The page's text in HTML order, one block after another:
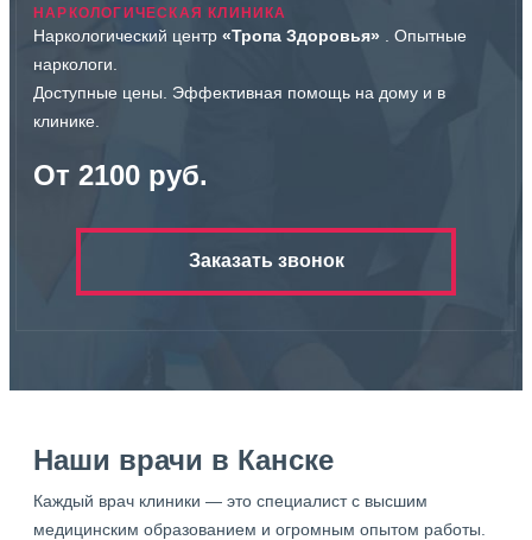
НАРКОЛОГИЧЕСКАЯ КЛИНИКА
Наркологический центр «Тропа Здоровья»
. Опытные
наркологи.
Доступные цены. Эффективная помощь на дому и в
клинике.
От 2100 руб.
Заказать звонок
Наши врачи в Канске
Каждый врач клиники — это специалист с высшим
медицинским образованием и огромным опытом работы.